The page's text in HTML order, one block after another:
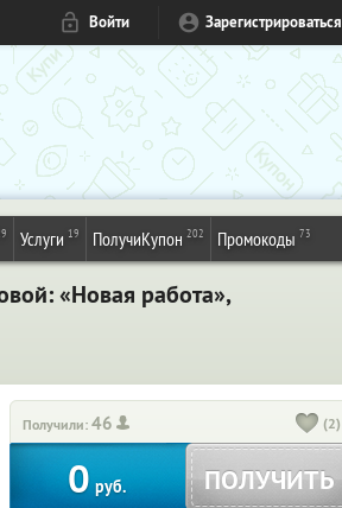
Войти Зарегистрироваться
Услуги 19 ПолучиКупон 202 Промокоды 73
«Новая работа»,
Получили:46 (2)
0 руб. ПОЛУЧИТЬ